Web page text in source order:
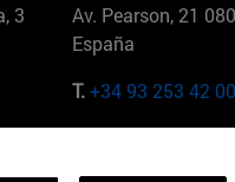
3
Av. Pearson, 21
España
T.+34 93 253 42 00